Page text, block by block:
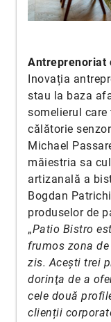
Antreprenoriat
Inovația
stau la baza
somelierul
călătorie
Michael
măiestria sa
artizanală a
Bogdan
produselor de
„Patio Bistro
frumos zona
zis. Aceşti trei
dorinţa de a
cele două
clienții